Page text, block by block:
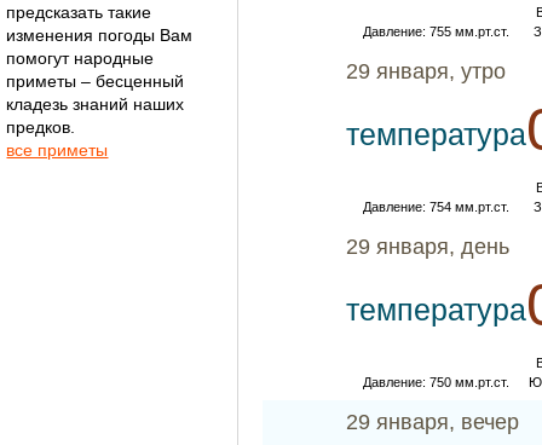
предсказать такие
изменения погоды Вам
помогут народные
приметы – бесценный
кладезь знаний наших
предков.
все приметы
Давление: 755 мм.рт.ст.
29 января, утро
температура
Давление: 754 мм.рт.ст.
29 января, день
температура
Давление: 750 мм.рт.ст.
29 января, вечер